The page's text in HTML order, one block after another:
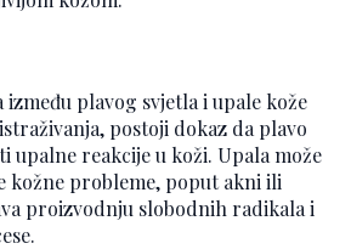
između plavog svjetla i upale kože
postoji dokaz da plavo
upalne reakcije u koži. Upala može
kožne probleme, poput akni ili
proizvodnju slobodnih radikala i